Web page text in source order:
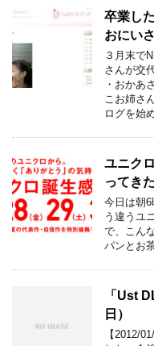
卒業し
おにい
３月末で
さんが交
・おかあ
こお姉さ
ログを始
ユニク
ってきた
今日は朝
う違うユ
で、こん
パンとお
「Ust
日）
【2012/